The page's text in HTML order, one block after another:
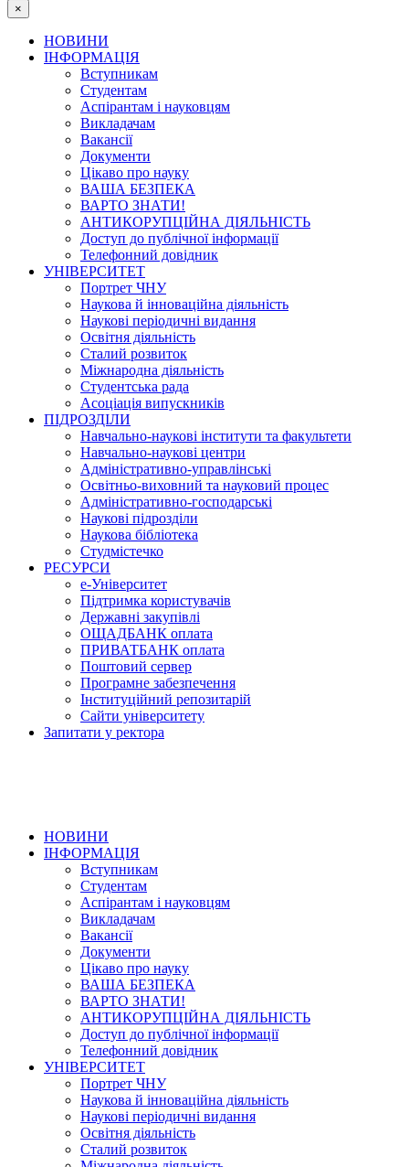
×
НОВИНИ
ІНФОРМАЦІЯ
Вступникам
Студентам
Аспірантам і науковцям
Викладачам
Вакансії
Документи
Цікаво про науку
ВАША БЕЗПЕКА
ВАРТО ЗНАТИ!
АНТИКОРУПЦІЙНА ДІЯЛЬНІСТЬ
Доступ до публічної інформації
Телефонний довідник
УНІВЕРСИТЕТ
Портрет ЧНУ
Наукова й інноваційна діяльність
Наукові періодичні видання
Освітня діяльність
Сталий розвиток
Міжнародна діяльність
Студентська рада
Асоціація випускників
ПІДРОЗДІЛИ
Навчально-наукові інститути та факультети
Навчально-наукові центри
Адміністративно-управлінські
Освітньо-виховний та науковий процес
Адміністративно-господарські
Наукові підрозділи
Наукова бібліотека
Студмістечко
РЕСУРСИ
е-Університет
Підтримка користувачів
Державні закупівлі
ОЩАДБАНК оплата
ПРИВАТБАНК оплата
Поштовий сервер
Програмне забезпечення
Інституційний репозитарій
Сайти університету
Запитати у ректора
НОВИНИ
ІНФОРМАЦІЯ
Вступникам
Студентам
Аспірантам і науковцям
Викладачам
Вакансії
Документи
Цікаво про науку
ВАША БЕЗПЕКА
ВАРТО ЗНАТИ!
АНТИКОРУПЦІЙНА ДІЯЛЬНІСТЬ
Доступ до публічної інформації
Телефонний довідник
УНІВЕРСИТЕТ
Портрет ЧНУ
Наукова й інноваційна діяльність
Наукові періодичні видання
Освітня діяльність
Сталий розвиток